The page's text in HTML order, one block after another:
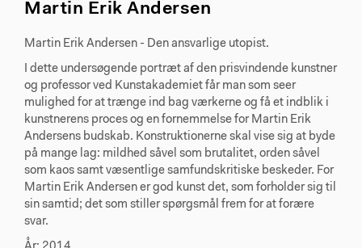
Martin Erik Andersen
Martin Erik Andersen - Den ansvarlige utopist.
I dette undersøgende portræt af den prisvindende kunstner
og professor ved Kunstakademiet får man som seer
mulighed for at trænge ind bag værkerne og få et indblik i
kunstnerens proces og en fornemmelse for Martin Erik
Andersens budskab. Konstruktionerne skal vise sig at byde
på mange lag: mildhed såvel som brutalitet, orden såvel
som kaos samt væsentlige samfundskritiske beskeder. For
Martin Erik Andersen er god kunst det, som forholder sig til
sin samtid; det som stiller spørgsmål frem for at forære
svar.